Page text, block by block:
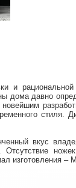
и рациональной
дома давно
новейшим
стиля.
вкус
Отсутствие
изготовления –